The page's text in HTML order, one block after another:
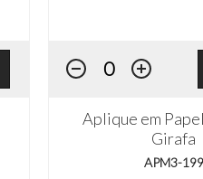
Aplique em
Girafa
APM3-199